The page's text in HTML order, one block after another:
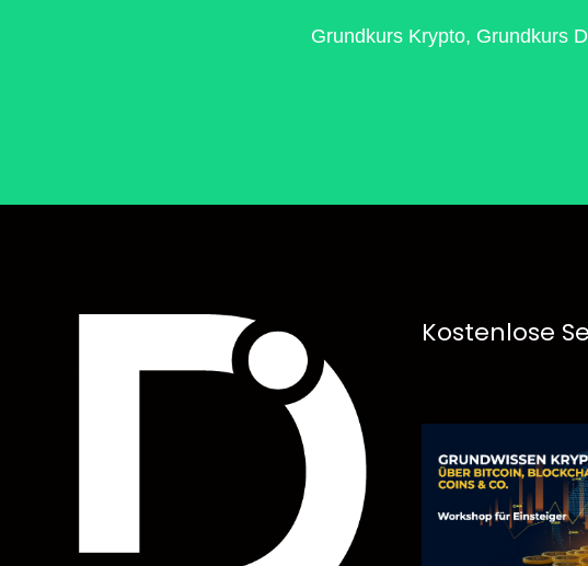
Grundkurs Krypto, Grundkurs
Kostenlose